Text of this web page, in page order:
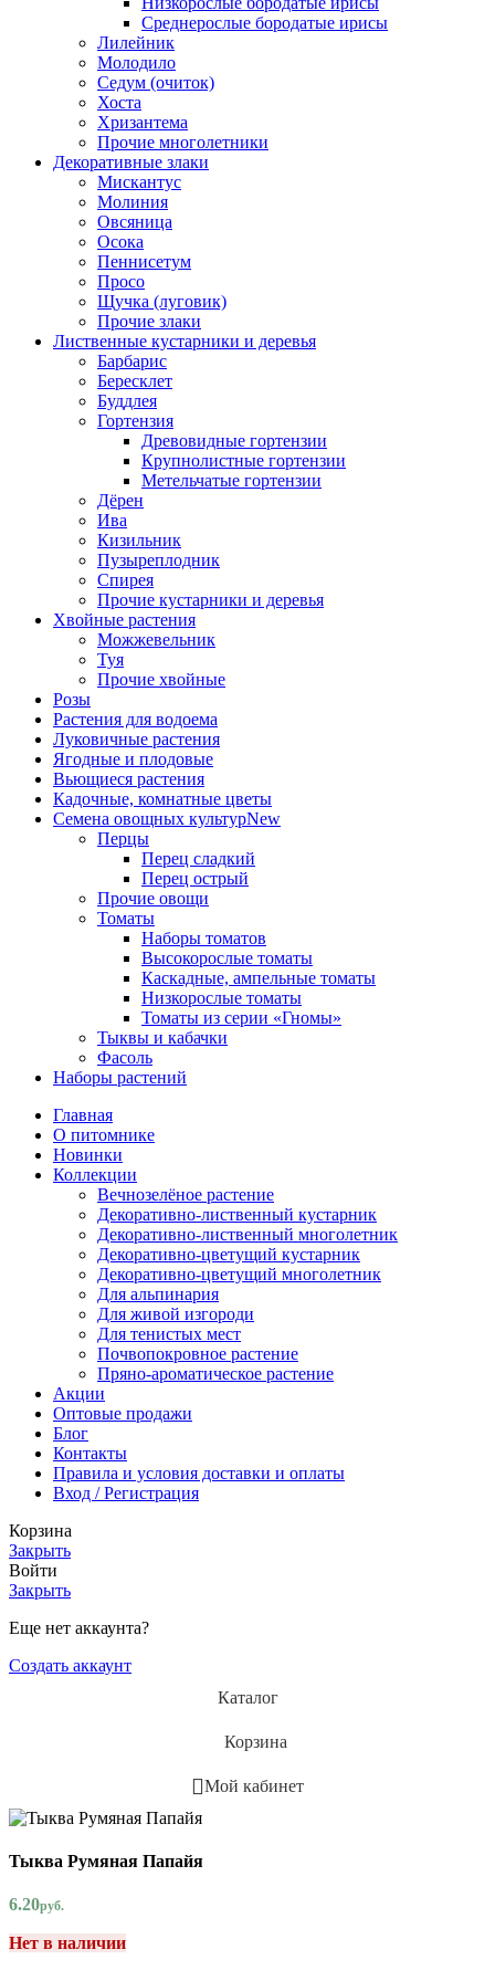
Среднерослые бородатые ирисы
Лилейник
Молодило
Седум (очиток)
Хоста
Хризантема
Прочие многолетники
Декоративные злаки
Мискантус
Молиния
Овсяница
Осока
Пеннисетум
Просо
Щучка (луговик)
Прочие злаки
Лиственные кустарники и деревья
Барбарис
Бересклет
Буддлея
Гортензия
Древовидные гортензии
Крупнолистные гортензии
Метельчатые гортензии
Дёрен
Ива
Кизильник
Пузыреплодник
Спирея
Прочие кустарники и деревья
Хвойные растения
Можжевельник
Туя
Прочие хвойные
Розы
Растения для водоема
Луковичные растения
Ягодные и плодовые
Вьющиеся растения
Кадочные, комнатные цветы
Семена овощных культурNew
Перцы
Перец сладкий
Перец острый
Прочие овощи
Томаты
Наборы томатов
Высокорослые томаты
Каскадные, ампельные томаты
Низкорослые томаты
Томаты из серии «Гномы»
Тыквы и кабачки
Фасоль
Наборы растений
Главная
О питомнике
Новинки
Коллекции
Вечнозелёное растение
Декоративно-лиственный кустарник
Декоративно-лиственный многолетник
Декоративно-цветущий кустарник
Декоративно-цветущий многолетник
Для альпинария
Для живой изгороди
Для тенистых мест
Почвопокровное растение
Пряно-ароматическое растение
Акции
Оптовые продажи
Блог
Контакты
Правила и условия доставки и оплаты
Вход / Регистрация
Корзина
Закрыть
Войти
Закрыть
Еще нет аккаунта?
Создать аккаунт
Каталог
Корзина
Мой кабинет
Тыква Румяная Папайя
6.20руб.
Нет в наличии